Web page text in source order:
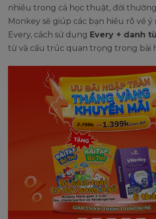
nhiều trong cả học thuật, đời
Monkey sẽ giúp các bạn hiểu rõ về ý
Every, cách sử dụng Every + danh
từ và cấu trúc quan trọng trong bài